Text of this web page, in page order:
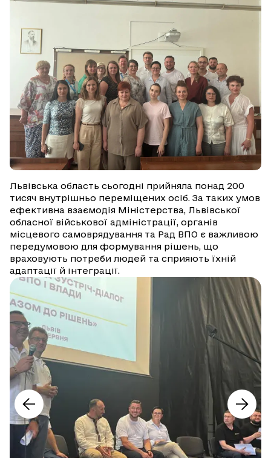
Львівська область сьогодні прийняла понад 200
тисяч внутрішньо переміщених осіб. За таких умов
ефективна взаємодія Міністерства, Львівської
обласної військової адміністрації, органів
місцевого самоврядування та Рад ВПО є важливою
передумовою для формування рішень, що
враховують потреби людей та сприяють їхній
адаптації й інтеграції.